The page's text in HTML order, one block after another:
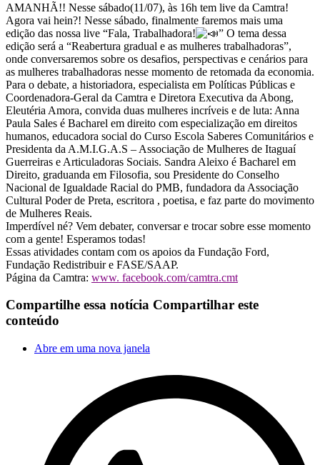
AMANHÃ!! Nesse sábado(11/07), às 16h tem live da Camtra!
Agora vai hein?! Nesse sábado, finalmente faremos mais uma
edição das nossa live “Fala, Trabalhadora!
” O tema dessa
edição será a “Reabertura gradual e as mulheres trabalhadoras”,
onde conversaremos sobre os desafios, perspectivas e cenários para
as mulheres trabalhadoras nesse momento de retomada da economia.
Para o debate, a historiadora, especialista em Políticas Públicas e
Coordenadora-Geral da Camtra e Diretora Executiva da Abong,
Eleutéria Amora, convida duas mulheres incríveis e de luta: Anna
Paula Sales é Bacharel em direito com especialização em direitos
humanos, educadora social do Curso Escola Saberes Comunitários e
Presidenta da A.M.I.G.A.S – Associação de Mulheres de Itaguaí
Guerreiras e Articuladoras Sociais. Sandra Aleixo é Bacharel em
Direito, graduanda em Filosofia, sou Presidente do Conselho
Nacional de Igualdade Racial do PMB, fundadora da Associação
Cultural Poder de Preta, escritora , poetisa, e faz parte do movimento
de Mulheres Reais.
Imperdível né? Vem debater, conversar e trocar sobre esse momento
com a gente! Esperamos todas!
Essas atividades contam com os apoios da Fundação Ford,
Fundação Redistribuir e FASE/SAAP.
Página da Camtra: www. facebook.com/camtra.cmt
Compartilhe essa notícia Compartilhar este
conteúdo
Abre em uma nova janela